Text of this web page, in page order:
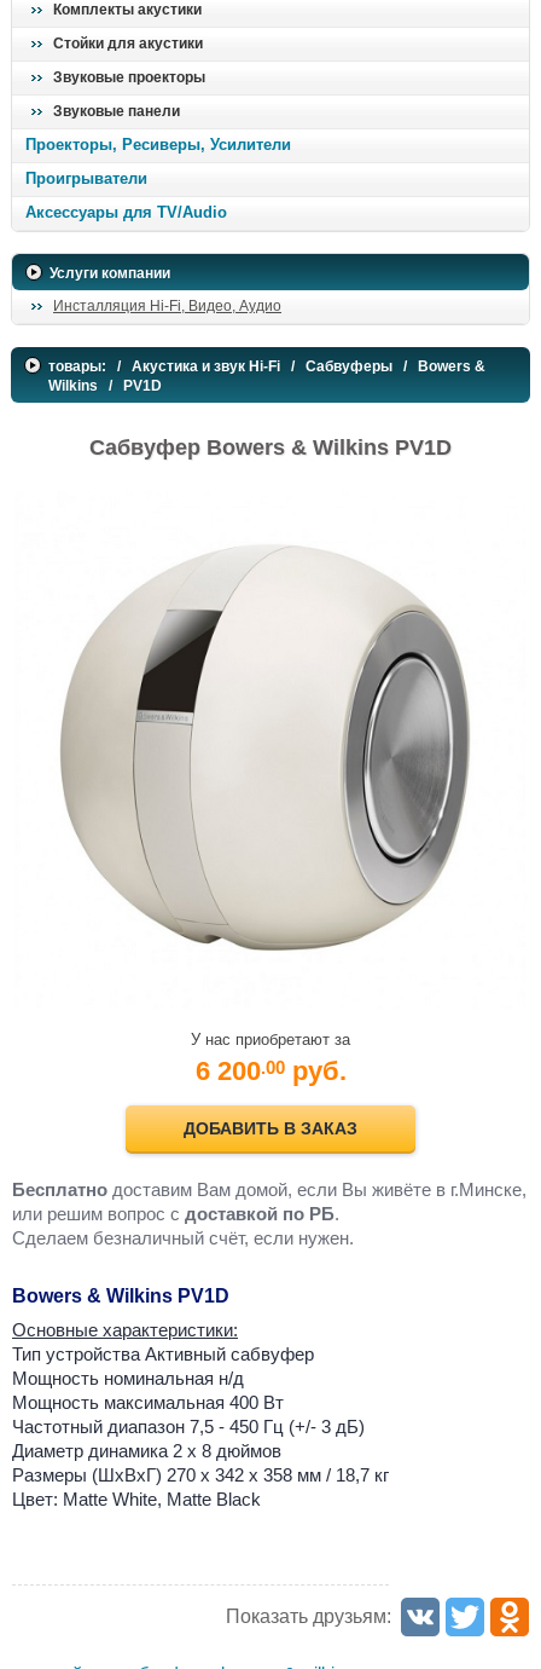
Комплекты акустики
Стойки для акустики
Звуковые проекторы
Звуковые панели
Проекторы, Ресиверы, Усилители
Проигрыватели
Аксессуары для TV/Audio
Услуги компании
Инсталляция Hi-Fi, Видео, Аудио
товары: / Акустика и звук Hi-Fi / Сабвуферы /
Bowers &
Wilkins / PV1D
Сабвуфер Bowers & Wilkins PV1D
У нас приобретают за
6 200.00 руб.
ДОБАВИТЬ В ЗАКАЗ
Бесплатно доставим Вам домой, если Вы живёте в г.Минске,
или решим вопрос с доставкой по РБ.
Cделаем безналичный счёт, если нужен.
Bowers & Wilkins PV1D
Основные характеристики:
Тип устройства Активный сабвуфер
Мощность номинальная н/д
Мощность максимальная 400 Вт
Частотный диапазон 7,5 - 450 Гц (+/- 3 дБ)
Диаметр динамика 2 х 8 дюймов
Размеры (ШxВxГ) 270 x 342 x 358 мм / 18,7 кг
Цвет: Matte White, Matte Black
Показать друзьям: